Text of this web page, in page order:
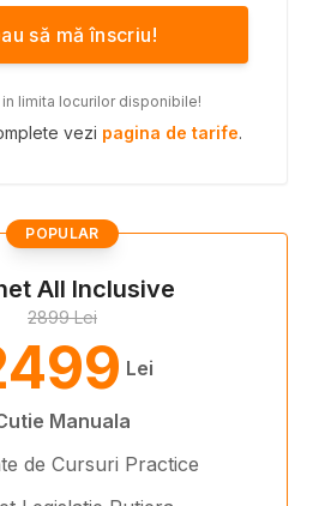
să mă înscriu!
limita locurilor disponibile!
vezi pagina de tarife.
POPULAR
All Inclusive
2899 Lei
Lei
Manuala
de Cursuri Practice